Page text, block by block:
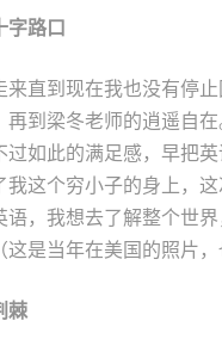
字路口
来直到现在我也没有停
再到梁冬老师的逍遥自
过如此的满足感，早把
我这个穷小子的身上，
语，我想去了解整个世
这是当年在美国的照片
棘